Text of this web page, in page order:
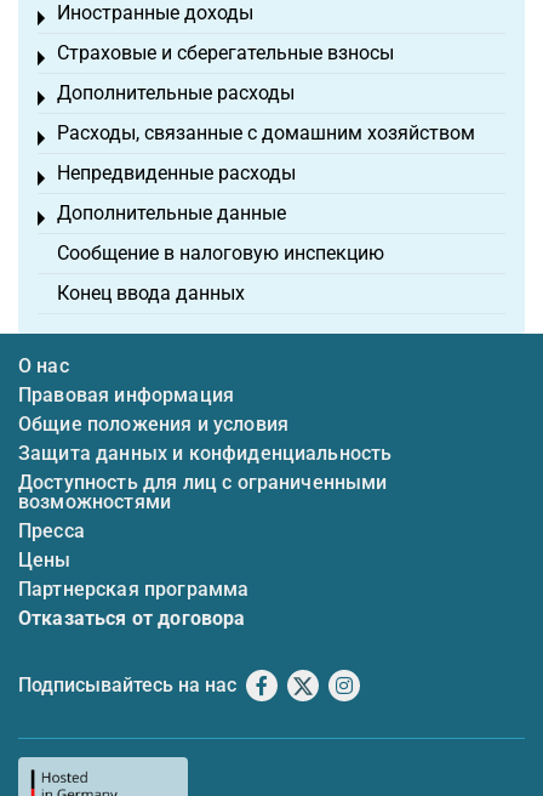
Иностранные доходы
Toggle menu
Страховые и сберегательные взносы
Toggle menu
Дополнительные расходы
Toggle menu
Расходы, связанные с домашним хозяйством
Toggle menu
Непредвиденные расходы
Toggle menu
Дополнительные данные
Toggle menu
Сообщение в налоговую инспекцию
Конец ввода данных
О нас
Правовая информация
Общие положения и условия
Защита данных и конфиденциальность
Доступность для лиц с ограниченными
возможностями
Пресса
Цены
Партнерская программа
Отказаться от договора
Подписывайтесь на нас Facebook
X Instagram